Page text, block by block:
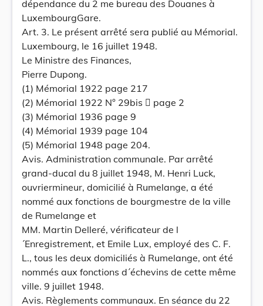
dépendance du 2 me bureau des Douanes à
LuxembourgGare.
Art. 3. Le présent arrêté sera publié au Mémorial.
Luxembourg, le 16 juillet 1948.
Le Ministre des Finances,
Pierre Dupong.
(1) Mémorial 1922 page 217
(2) Mémorial 1922 N° 29bis  page 2
(3) Mémorial 1936 page 9
(4) Mémorial 1939 page 104
(5) Mémorial 1948 page 204.
Avis. Administration communale. Par arrêté
grand-ducal du 8 juillet 1948, M. Henri Luck,
ouvriermineur, domicilié à Rumelange, a été
nommé aux fonctions de bourgmestre de la ville
de Rumelange et
MM. Martin Delleré, vérificateur de l
´Enregistrement, et Emile Lux, employé des C. F.
L., tous les deux domiciliés à Rumelange, ont été
nommés aux fonctions d´échevins de cette même
ville. 9 juillet 1948.
Avis. Règlements communaux. En séance du 22